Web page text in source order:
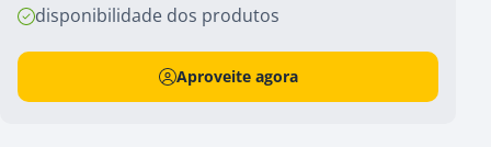
disponibilidade dos produtos
Aproveite agora